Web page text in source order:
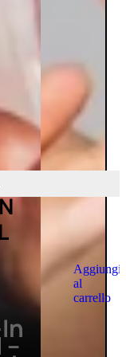
Aggiungi
al
carrello